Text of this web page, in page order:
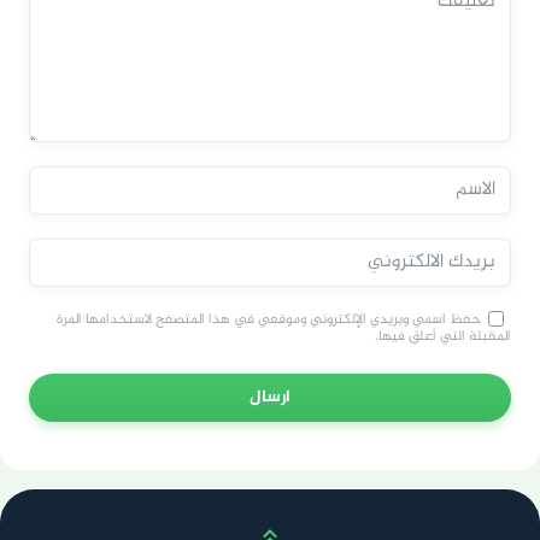
حفظ اسمي وبريدي الإلكتروني وموقعي في هذا المتصفح لاستخدامها المرة
المقبلة التي أعلق فيها.
ارسال
Scroll up